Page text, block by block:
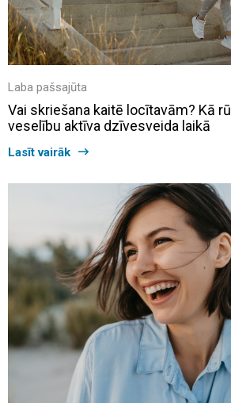
Laba pašsajūta
Vai skriešana kaitē locītavām? Kā
veselību aktīva dzīvesveida laikā
Lasīt vairāk